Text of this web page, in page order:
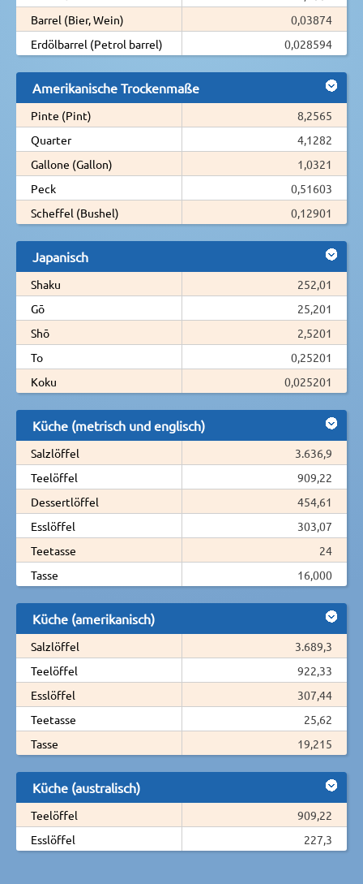
Barrel (Bier, Wein)
0,03874
Erdölbarrel (Petrol barrel)
0,028594
Amerikanische Trockenmaße
Pinte (Pint)
8,2565
Quarter
4,1282
Gallone (Gallon)
1,0321
Peck
0,51603
Scheffel (Bushel)
0,12901
Japanisch
Shaku
252,01
Gō
25,201
Shō
2,5201
To
0,25201
Koku
0,025201
Küche (metrisch und englisch)
Salzlöffel
3.636,9
Teelöffel
909,22
Dessertlöffel
454,61
Esslöffel
303,07
Teetasse
24
Tasse
16,000
Küche (amerikanisch)
Salzlöffel
3.689,3
Teelöffel
922,33
Esslöffel
307,44
Teetasse
25,62
Tasse
19,215
Küche (australisch)
Teelöffel
909,22
Esslöffel
227,3